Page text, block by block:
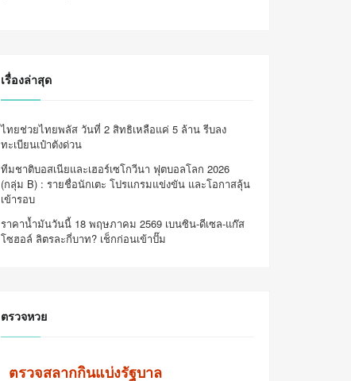
เรื่องล่าสุด
ไทยช่วยไทยพลัส วันที่ 2 สิทธิเหลือแค่ 5 ล้าน รีบลง
ทะเบียนเป๋าตังด่วน
ทีมชาติบอสเนียและเฮอร์เซโกวีนา ฟุตบอลโลก 2026
(กลุ่ม B) : รายชื่อนักเตะ โปรแกรมแข่งขัน และโอกาสลุ้น
เข้ารอบ
ราคาน้ำมันวันนี้ 18 พฤษภาคม 2569 เบนซิน-ดีเซล-แก๊ส
โซฮอล์ ลิตรละกี่บาท? เช็กก่อนเข้าปั๊ม
ตรวจหวย